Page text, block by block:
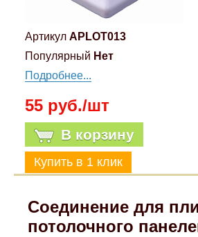
Артикул APLOT013
Популярный Нет
Подробнее...
55 руб./шт
В корзину
Соединение для
потолочного